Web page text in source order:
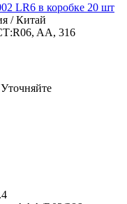
LR6 в коробке 20 шт
/ Китай
R06, AA, 316
Уточняйте